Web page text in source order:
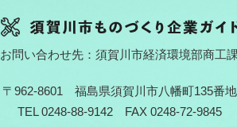
お問い合わせ先：須賀川市経済環境部商工
〒962-8601 福島県須賀川市八幡町135番地
TEL 0248-88-9142 FAX 0248-72-9845